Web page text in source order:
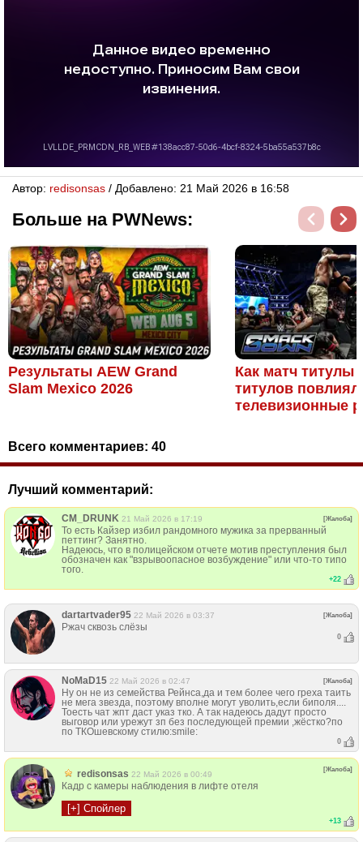
Автор: redisonsas / Добавлено: 21 Май 2026 в 16:58
Больше на PWNews:
Результаты AEW Grand
Slam Mexico 2026
Как матч титулы
титулов повлиял
телевизионные
Всего комментариев: 40
Лучший комментарий:
CM_DRUNK 21 Май 2026 в 17:19 [Жалоба]
То есть Кайзер избил рандомного мужика за прерванный
петтинг? Занятно.
Надеюсь, что в полицейском отчете мотив преступления был
обозначен как "взрывоопасное возбуждение" или что-то типо
того.
+22
dartartvader95 22 Май 2026 в 03:37 [Жалоба]
Ржач сквозь слёзы
0
NoMaD15 22 Май 2026 в 02:47 [Жалоба]
Ну он не из семейства Рейнса,да и тем более чего греха таить
не мега звезда, поэтому вполне могут уволить,если биполя....
Тоесть чат жпт даст указ тко. А так надеюсь дадут просто
выговор или урежут зп без последующей премии ,жёстко?по
по ТКОшевскому стилю:smile:
0
redisonsas 22 Май 2026 в 00:49
[Жалоба]
Кадр с камеры наблюдения в лифте отеля
+13